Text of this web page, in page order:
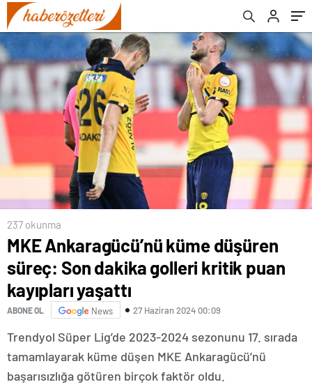
yaşattı
237 okunma
MKE Ankaragücü’nü küme düşüren
süreç: Son dakika golleri kritik puan
kayıpları yaşattı
ABONE OL News 27 Haziran 2024 00:09
Trendyol Süper Lig’de 2023-2024 sezonunu 17. sırada
tamamlayarak küme düşen MKE Ankaragücü’nü
başarısızlığa götüren birçok faktör oldu.